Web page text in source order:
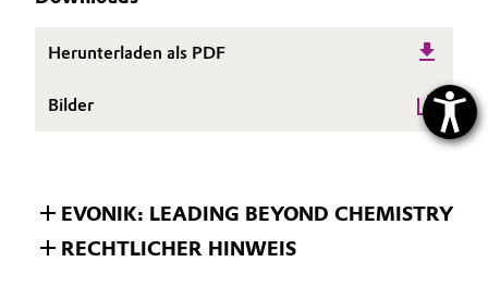
Herunterladen als PDF
Bilder
EVONIK: LEADING BEYOND CHEMISTRY
RECHTLICHER HINWEIS